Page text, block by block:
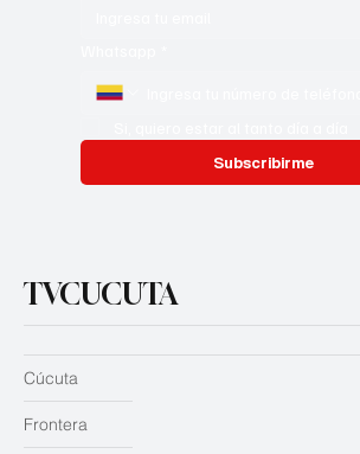
Subscribirme
TVCUCUTA
Cúcuta
Frontera